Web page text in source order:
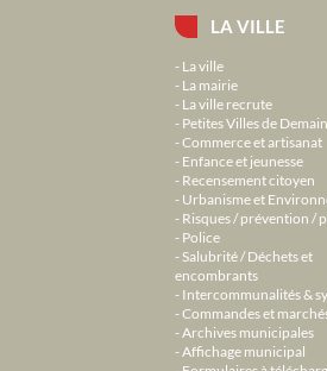
LA VILLE
La ville
La mairie
La ville recrute
Petites Villes de Demain
Commerce et artisanat
Enfance et jeunesse
Recensement citoyen
Urbanisme et
Risques / prévention /
Police
Salubrité / Déchets et
encombrants
Intercommunalités &
Commandes et
Archives municipales
Affichage municipal